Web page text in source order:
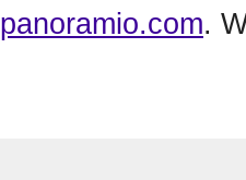
panoramio.com.